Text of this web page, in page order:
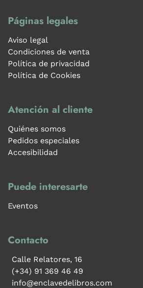
Páginas legales
Aviso legal
Condiciones de venta
Política de privacidad
Política de Cookies
Atención al cliente
Quiénes somos
Pedidos especiales
Accesibilidad
Puede interesarte
Eventos
Contacto
Calle Relatores, 16
(+34) 91 369 46 49
info@enclavedelibros.com